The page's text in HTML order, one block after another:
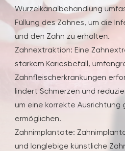
Wurzelkanalbehandlung
Füllung des Zahnes, um die
und den Zahn zu erhalten.
Zahnextraktion: Eine
starkem Kariesbefall,
Zahnfleischerkrankungen
lindert Schmerzen und
um eine korrekte Ausrichtung
ermöglichen.
Zahnimplantate:
und langlebige künstliche